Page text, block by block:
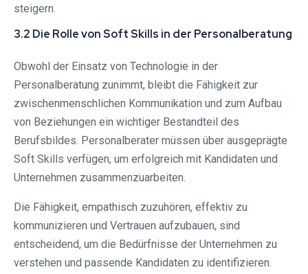
steigern.
3.2 Die Rolle von Soft Skills in der Personalberatung
Obwohl der Einsatz von Technologie in der
Personalberatung zunimmt, bleibt die Fähigkeit zur
zwischenmenschlichen Kommunikation und zum Aufbau
von Beziehungen ein wichtiger Bestandteil des
Berufsbildes. Personalberater müssen über ausgeprägte
Soft Skills verfügen, um erfolgreich mit Kandidaten und
Unternehmen zusammenzuarbeiten.
Die Fähigkeit, empathisch zuzuhören, effektiv zu
kommunizieren und Vertrauen aufzubauen, sind
entscheidend, um die Bedürfnisse der Unternehmen zu
verstehen und passende Kandidaten zu identifizieren.